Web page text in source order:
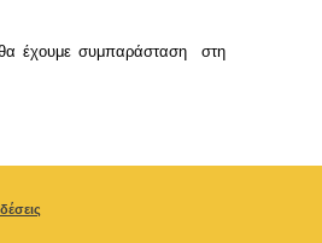
έχουμε συμπαράσταση στη